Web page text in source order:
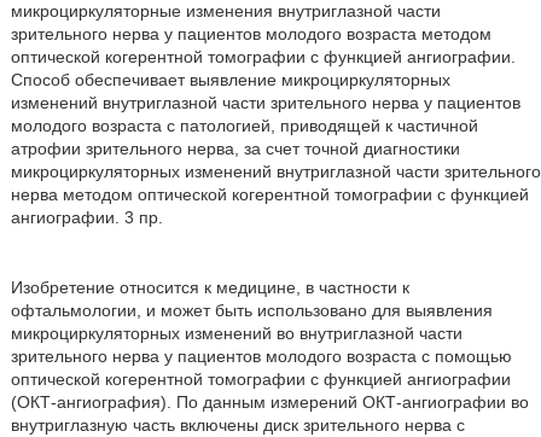
микроциркуляторные изменения внутриглазной части
зрительного нерва у пациентов молодого возраста методом
оптической когерентной томографии с функцией ангиографии.
Способ обеспечивает выявление микроциркуляторных
изменений внутриглазной части зрительного нерва у пациентов
молодого возраста с патологией, приводящей к частичной
атрофии зрительного нерва, за счет точной диагностики
микроциркуляторных изменений внутриглазной части зрительного
нерва методом оптической когерентной томографии с функцией
ангиографии. 3 пр.
Изобретение относится к медицине, в частности к
офтальмологии, и может быть использовано для выявления
микроциркуляторных изменений во внутриглазной части
зрительного нерва у пациентов молодого возраста с помощью
оптической когерентной томографии с функцией ангиографии
(ОКТ-ангиография). По данным измерений ОКТ-ангиографии во
внутриглазную часть включены диск зрительного нерва с